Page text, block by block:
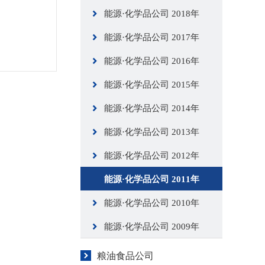
能源·化学品公司 2018年
能源·化学品公司 2017年
能源·化学品公司 2016年
能源·化学品公司 2015年
能源·化学品公司 2014年
能源·化学品公司 2013年
能源·化学品公司 2012年
能源·化学品公司 2011年
能源·化学品公司 2010年
能源·化学品公司 2009年
粮油食品公司